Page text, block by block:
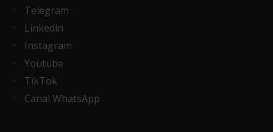
Telegram
Linkedin
Instagram
Youtube
TikTok
Canal WhatsApp